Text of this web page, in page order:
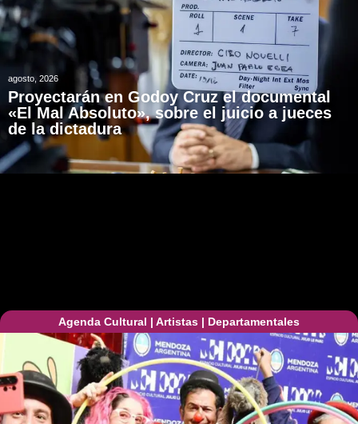
agosto, 2026
Proyectarán en Godoy Cruz el documental
«El Mal Absoluto», sobre el juicio a jueces
de la dictadura
Agenda Cultural | Artistas | Departamentales